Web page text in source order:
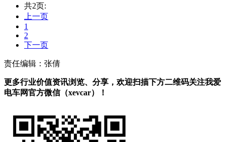
共2页:
上一页
1
2
下一页
责任编辑：张倩
更多行业价值资讯浏览、分享，欢迎扫描下方二维码关注我爱
电车网官方微信（xevcar）！